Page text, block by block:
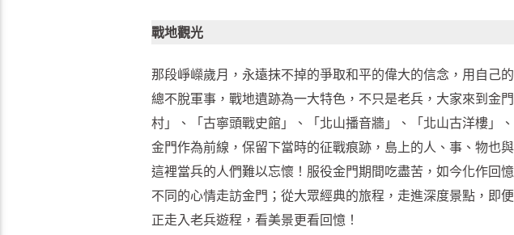
戰地觀光
那段崢嶸歲月，永遠抹不掉的爭取和平的偉大的信念，用自己
總不脫軍事，戰地遺跡為一大特色，不只是老兵，大家來到金
村」、「古寧頭戰史館」、「北山播音牆」、「北山古洋樓」
金門作為前線，保留下當時的征戰痕跡，島上的人、事、物也
這裡當兵的人們難以忘懷！服役金門期間吃盡苦，如今化作回
不同的心情走訪金門；從大眾經典的旅程，走進深度景點，即
正走入老兵遊程，看美景更看回憶！